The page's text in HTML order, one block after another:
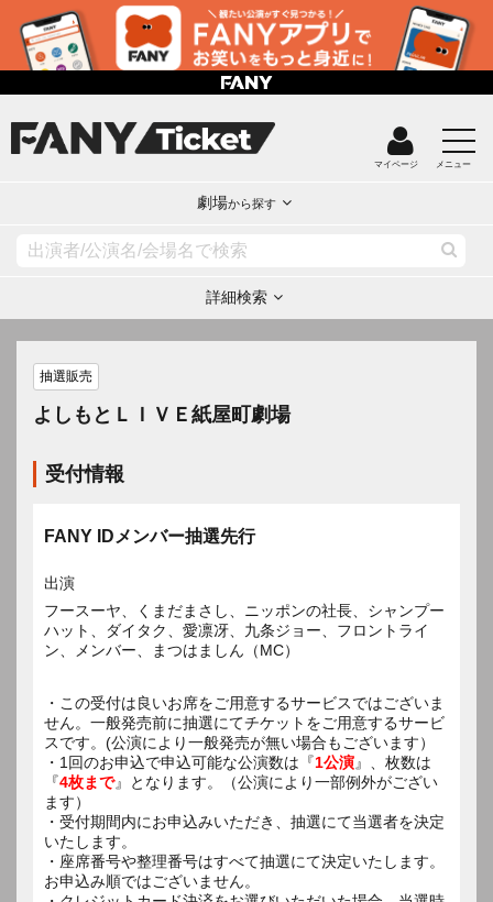
マイページ メニュー
劇場から探す
詳細検索
抽選販売
よしもとＬＩＶＥ紙屋町劇場
受付情報
FANY IDメンバー抽選先行
出演
フースーヤ、くまだまさし、ニッポンの社長、シャンプー
ハット、ダイタク、愛凛冴、九条ジョー、フロントライ
ン、メンバー、まつはましん（MC）
・この受付は良いお席をご用意するサービスではございま
せん。一般発売前に抽選にてチケットをご用意するサービ
スです。(公演により一般発売が無い場合もございます）
・1回のお申込で申込可能な公演数は『1公演』、枚数は
『4枚まで』となります。（公演により一部例外がござい
ます）
・受付期間内にお申込みいただき、抽選にて当選者を決定
いたします。
・座席番号や整理番号はすべて抽選にて決定いたします。
お申込み順ではございません。